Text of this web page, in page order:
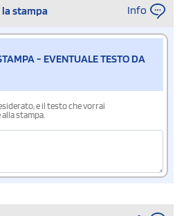
stampa Info
- EVENTUALE TESTO DA
e il testo che vorrai
stampa.